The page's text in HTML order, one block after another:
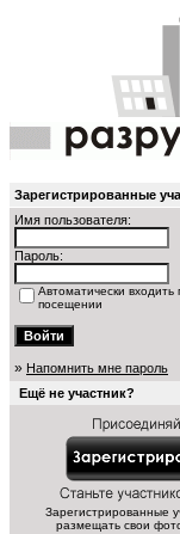
Зарегистрированные
Имя пользователя:
Пароль:
Автоматически
посещении
» Напомнить мне пароль
Ещё не участник?
Зарегистрированные
размещать свои